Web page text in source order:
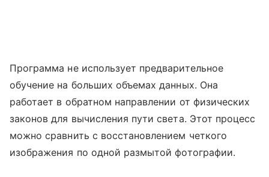
Программа не использует предварительное
обучение на больших объемах данных. Она
работает в обратном направлении от физических
законов для вычисления пути света. Этот процесс
можно сравнить с восстановлением четкого
изображения по одной размытой фотографии.